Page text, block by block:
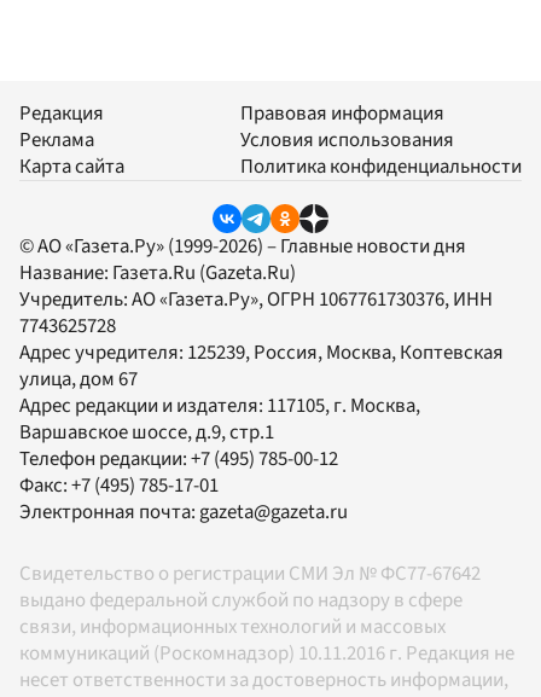
Редакция
Реклама
Карта сайта
Правовая информация
Условия использования
Политика конфиденциальности
© АО «Газета.Ру» (1999-2026) – Главные новости дня
Название: Газета.Ru (Gazeta.Ru)
Учредитель:АО «Газета.Ру», ОГРН 1067761730376, ИНН
7743625728
Адрес учредителя: 125239, Россия, Москва, Коптевская
улица, дом 67
Адрес редакции и издателя: 117105, г. Москва,
Варшавское шоссе, д.9, стр.1
Телефон редакции:+7 (495) 785-00-12
Факс:+7 (495) 785-17-01
Электронная почта:gazeta@gazeta.ru
Свидетельство о регистрации СМИ Эл № ФС77-67642
выдано федеральной службой по надзору в сфере
связи, информационных технологий и массовых
коммуникаций (Роскомнадзор) 10.11.2016 г. Редакция не
несет ответственности за достоверность информации,